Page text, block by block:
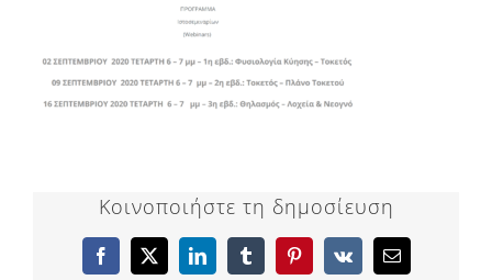
Κοινοποιήστε τη δημοσίευση
Facebook
X LinkedInTumblrPinterest
Vk Email